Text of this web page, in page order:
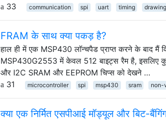
33
communication spi uart timing drawing
FRAM के साथ क्या पकड़ है?
हाल ही में एक MSP430 लॉन्चपैड प्राप्त करने के बाद मैं
MSP430G2553 में केवल 512 बाइट्स रैम है, इसलिए
और I2C SRAM और EEPROM चिप्स को देखने …
31
microcontroller spi msp430 sram non-
क्या एक निर्मित एसपीआई मॉड्यूल और बिट-